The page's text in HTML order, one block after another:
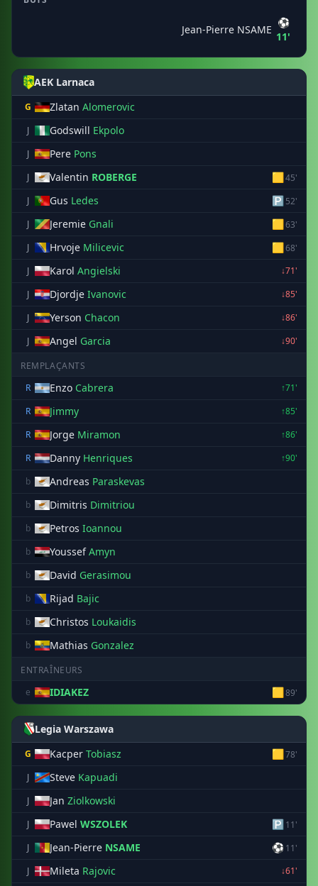
Jean-Pierre NSAME
⚽
11'
AEK Larnaca
G Zlatan Alomerovic
J Godswill Ekpolo
J Pere Pons
J Valentin ROBERGE 🟨45'
J
Gus Ledes 🅿52'
J
Jeremie Gnali 🟨63'
J
Hrvoje Milicevic 🟨68'
J
Karol Angielski
↓71'
J
Djordje Ivanovic
↓85'
J
Yerson Chacon
↓86'
J
Angel Garcia ↓90'
REMPLAÇANTS
R
Enzo Cabrera
↑71'
R
Jimmy
↑85'
R
Jorge Miramon
↑86'
R
Danny Henriques
↑90'
b
Andreas Paraskevas
b Dimitris Dimitriou
b Petros Ioannou
b YoussefAmyn
b David Gerasimou
b Rijad Bajic
b Christos Loukaidis
b Mathias Gonzalez
ENTRAÎNEURS
e
IDIAKEZ 🟨89'
Legia Warszawa
G Kacper Tobiasz 🟨78'
J
Steve Kapuadi
J Jan Ziolkowski
J Pawel WSZOLEK 🅿11'
J
Jean-Pierre NSAME ⚽ 11'
J
Mileta Rajovic
↓61'